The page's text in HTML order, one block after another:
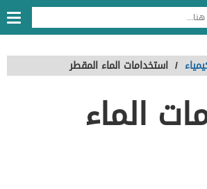
/ استخدامات الماء المقطر
الماء